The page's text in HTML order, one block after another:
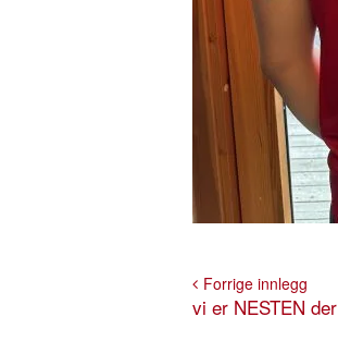
Forrige innlegg
vi er NESTEN der